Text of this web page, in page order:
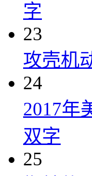
字
23
攻壳机
24
2017年
双字
25